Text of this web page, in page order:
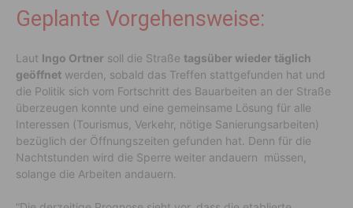
Geplante Vorgehensweise:
Laut Ingo Ortner soll die Straße tagsüber wieder täglich
geöffnet werden, sobald das Treffen stattgefunden hat und
die Politik sich vom Fortschritt des Bauarbeiten an der Straße
überzeugen konnte und eine gemeinsame Lösung für alle
Interessen (Tourismus, Verkehr, nötige Sanierungsarbeiten)
bezüglich der Öffnungszeiten gefunden hat. Denn für die
Nachtstunden wird die Sperre weiter andauern müssen,
solange die Arbeiten andauern.